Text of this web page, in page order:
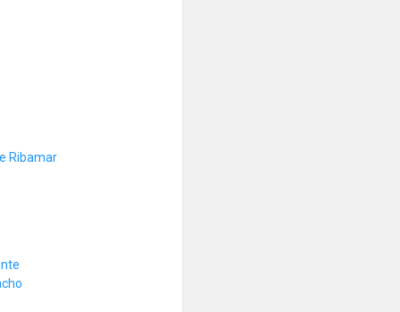
Ribamar